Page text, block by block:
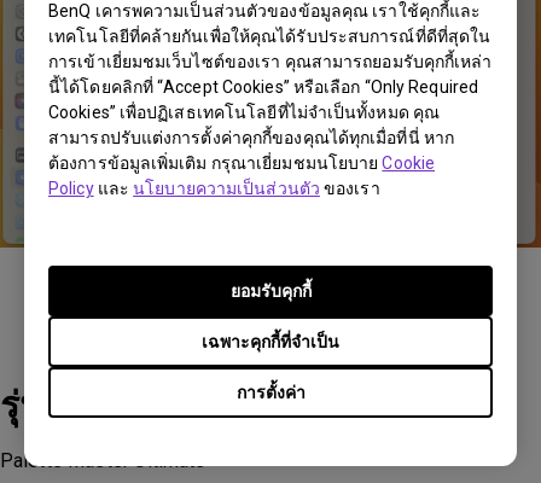
BenQ เคารพความเป็นส่วนตัวของข้อมูลคุณ เราใช้คุกกี้และ
เทคโนโลยีที่คล้ายกันเพื่อให้คุณได้รับประสบการณ์ที่ดีที่สุดใน
การเข้าเยี่ยมชมเว็บไซต์ของเรา คุณสามารถยอมรับคุกกี้เหล่า
นี้ได้โดยคลิกที่ “Accept Cookies” หรือเลือก “Only Required
Cookies” เพื่อปฏิเสธเทคโนโลยีที่ไม่จำเป็นทั้งหมด คุณ
สามารถปรับแต่งการตั้งค่าคุกกี้ของคุณได้ทุกเมื่อที่นี่ หาก
ต้องการข้อมูลเพิ่มเติม กรุณาเยี่ยมชมนโยบายCookie
Policyและนโยบายความเป็นส่วนตัว ของเรา
การตั้งค่า
เฉพาะคุกกี้ที่จำเป็น
ยอมรับคุกกี้
รุ่นที่รองรับ
Palette Master Ultimate